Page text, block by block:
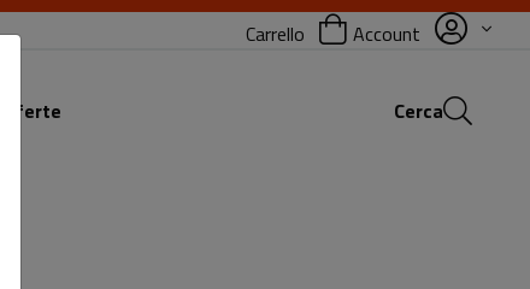
Carrello Account
offerte Cerca